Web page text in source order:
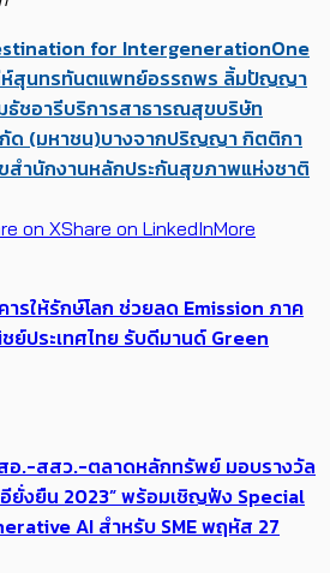
for IntergenerationOne
สุนทรทันตแพทย์อรรถพร ลิ้มปัญญา
ธัชอารีบริการสาธารณสุขบริษัท
ด (มหาชน)บางจากปริญญา กิตติกา
สำนักงานหลักประกันสุขภาพแห่งชาติ
on XShare on LinkedInMore
ารให้รักษ์โลก ช่วย​​​​ลด Emission ​ภาค
ประเทศไทย รับ​ดีมานด์ Green
สอ.-สสว.-ตลาดหลักทรัพย์ มอบรางวัล
อียั่งยืน 2023” พร้อมเชิญฟัง Special
AI สำหรับ SME พฤหัส 27